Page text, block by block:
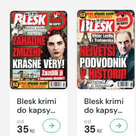
Blesk krimi
do kapsy
č.7/2026
od
35Kč
Blesk krimi
do kapsy
č.6/2026
od
35Kč